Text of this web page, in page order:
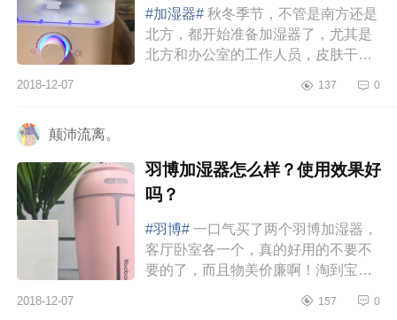
#加湿器# 秋冬季节，不管是南方还是
北方，都开始准备加湿器了，尤其是
北方和办公室的工作人员，皮肤干燥
而言，更需要加湿器。家里的湿度...
2018-12-07 137 0
颠沛流离。
羽博加湿器怎么样？使用效果好
吗？
#羽博# 一口气买了两个羽博加湿器，
客厅卧室各一个，真的好用的不要不
要的了，而且物美价廉啊！淘到宝
有三款颜色我选了一个蓝色和一个...
2018-12-07 157 0